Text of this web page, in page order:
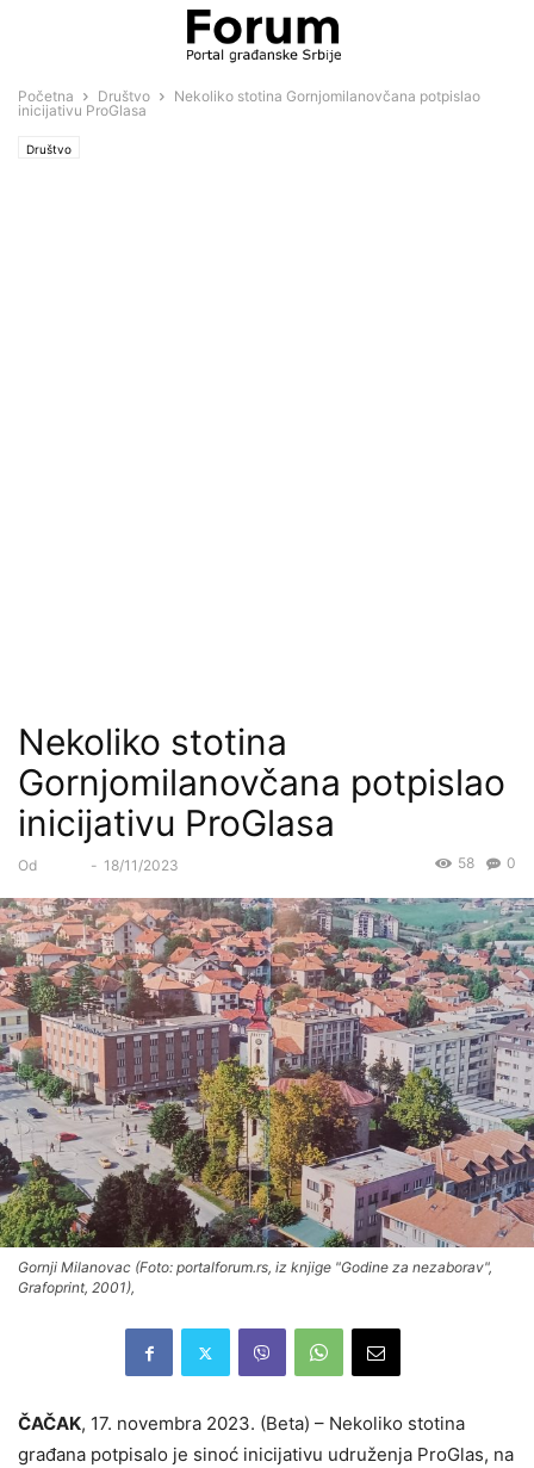
Početna Društvo
Nekoliko stotina Gornjomilanovčana potpislao
inicijativu ProGlasa
Društvo
Nekoliko stotina
Gornjomilanovčana potpislao
inicijativu ProGlasa
Od - 18/11/2023 0
58
Gornji Milanovac (Foto: portalforum.rs, iz knjige "Godine za nezaborav",
Grafoprint, 2001),
ČAČAK, 17. novembra 2023. (Beta) – Nekoliko stotina
građana potpisalo je sinoć inicijativu udruženja ProGlas, na